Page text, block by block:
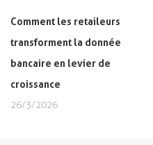
Comment les retaileurs
transforment la donnée
bancaire en levier de
croissance
26/3/2026